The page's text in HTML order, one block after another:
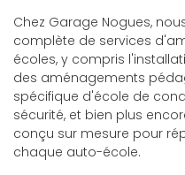
Chez Garage Nogues,
complète de services
écoles, y compris
des aménagements
spécifique d'école de
sécurité, et bien plus
conçu sur mesure pour
chaque auto-école.